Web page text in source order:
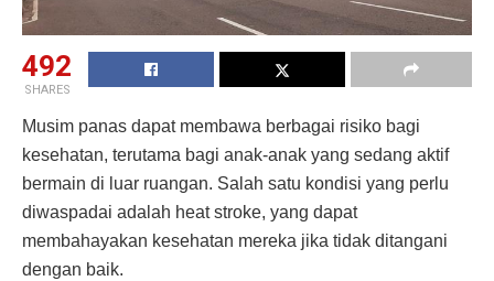
492
SHARES
Musim panas dapat membawa berbagai risiko bagi
kesehatan, terutama bagi anak-anak yang sedang aktif
bermain di luar ruangan. Salah satu kondisi yang perlu
diwaspadai adalah heat stroke, yang dapat
membahayakan kesehatan mereka jika tidak ditangani
dengan baik.